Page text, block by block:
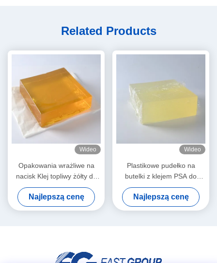
Related Products
Wideo
Opakowania wrażliwe na
nacisk Klej topliwy żółty do
mokrych plastikowych
okładek
Najlepszą cenę
Wideo
Plastikowe pudełko na
butelki z klejem PSA do
samoprzylepnego papieru
etykietowego
Najlepszą cenę